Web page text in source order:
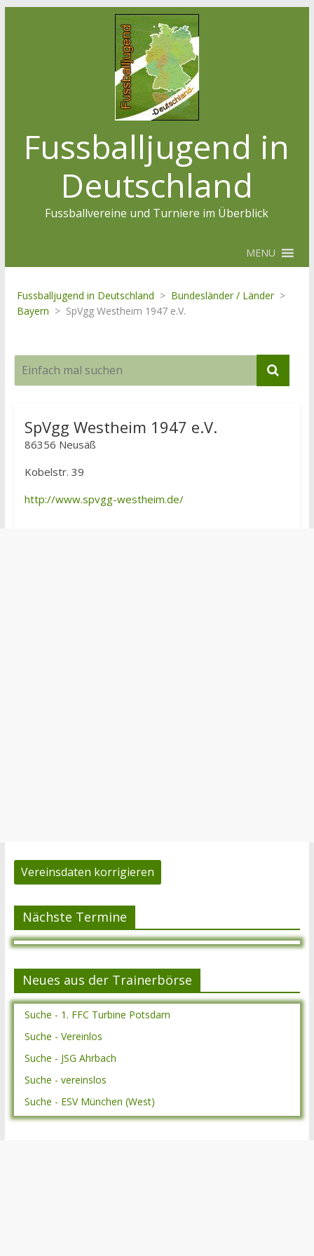
Fussballjugend in
Deutschland
Fussballvereine und Turniere im Überblick
MENU
Fussballjugend in Deutschland > Bundesländer / Länder >
Bayern > SpVgg Westheim 1947 e.V.
SpVgg Westheim 1947 e.V.
86356 Neusäß
Kobelstr. 39
http://www.spvgg-westheim.de/
Vereinsdaten korrigieren
Nächste Termine
Neues aus der Trainerbörse
Suche - 1. FFC Turbine Potsdam
Suche - Vereinlos
Suche - JSG Ahrbach
Suche - vereinslos
Suche - ESV München (West)